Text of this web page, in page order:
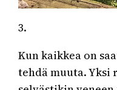
3.
Kun kaikkea on
tehdä muuta.